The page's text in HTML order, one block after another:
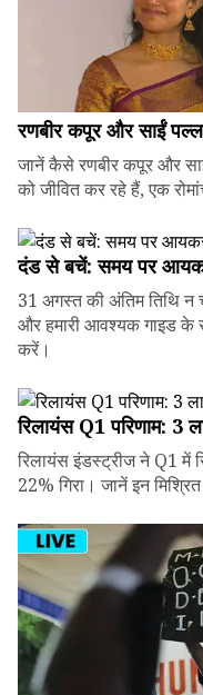
रणबीर कपूर और साईं
जानें कैसे रणबीर कपूर और
को जीवित कर रहे हैं, एक
दंड से बचें: समय पर
31 अगस्त की अंतिम तिथि
और हमारी आवश्यक गाइड के
करें।
रिलायंस Q1 परिणाम: ₹3
रिलायंस इंडस्ट्रीज ने Q1 में
22% गिरा। जानें इन